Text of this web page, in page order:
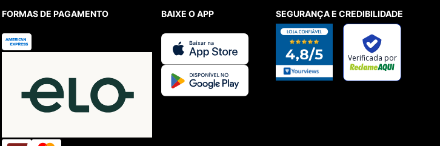
FORMAS DE PAGAMENTO BAIXE O APP SEGURANÇA E CREDIBILIDADE